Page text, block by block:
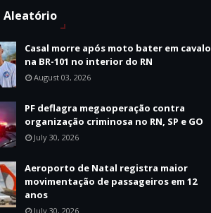
Aleatório
Casal morre após moto bater em cavalo
na BR-101 no interior do RN
August 03, 2026
PF deflagra megaoperação contra
organização criminosa no RN, SP e GO
July 30, 2026
Aeroporto de Natal registra maior
movimentação de passageiros em 12
anos
July 30, 2026